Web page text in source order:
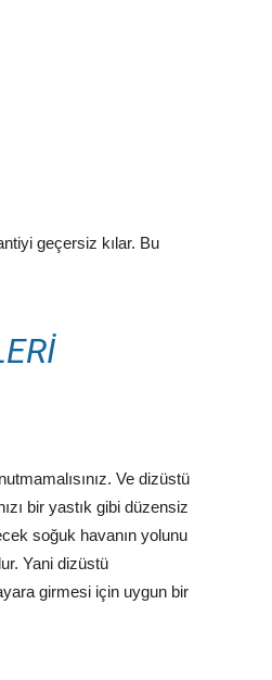
geçersiz kılar. Bu
Ve dizüstü
bir yastık gibi düzensiz
soğuk havanın yolunu
Yani dizüstü
girmesi için uygun bir